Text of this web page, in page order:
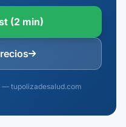
(2 min)
tupolizadesalud.com